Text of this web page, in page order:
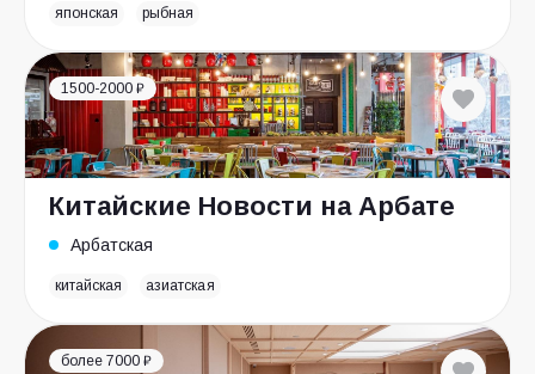
японская рыбная
1500-2000 ₽
Китайские Новости на Арбате
Арбатская
китайская азиатская
более 7000 ₽